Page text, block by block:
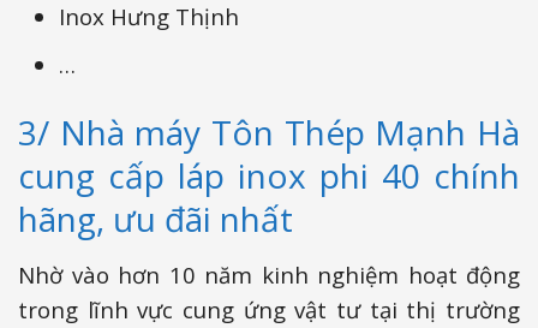
Inox Hưng Thịnh
…
3/ Nhà máy Tôn Thép Mạnh Hà
cung cấp láp inox phi 40 chính
hãng, ưu đãi nhất
Nhờ vào hơn 10 năm kinh nghiệm hoạt động
trong lĩnh vực cung ứng vật tư tại thị trường